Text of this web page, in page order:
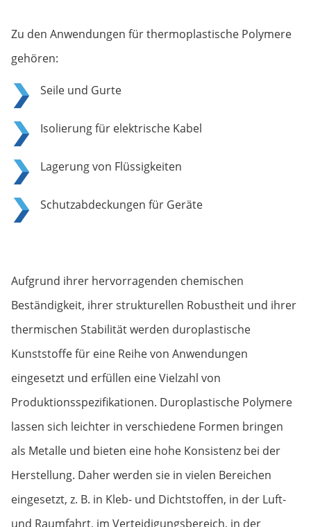
Zu den Anwendungen für thermoplastische Polymere
gehören:
Seile und Gurte
Isolierung für elektrische Kabel
Lagerung von Flüssigkeiten
Schutzabdeckungen für Geräte
Aufgrund ihrer hervorragenden chemischen
Beständigkeit, ihrer strukturellen Robustheit und ihrer
thermischen Stabilität werden duroplastische
Kunststoffe für eine Reihe von Anwendungen
eingesetzt und erfüllen eine Vielzahl von
Produktionsspezifikationen. Duroplastische Polymere
lassen sich leichter in verschiedene Formen bringen
als Metalle und bieten eine hohe Konsistenz bei der
Herstellung. Daher werden sie in vielen Bereichen
eingesetzt, z. B. in Kleb- und Dichtstoffen, in der Luft-
und Raumfahrt, im Verteidigungsbereich, in der